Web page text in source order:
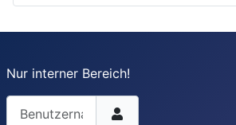
Nur interner Bereich!